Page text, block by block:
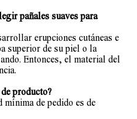
pañales suaves para
erupciones cutáneas e
superior de su piel o la
Entonces, el material del
producto?
de pedido es de